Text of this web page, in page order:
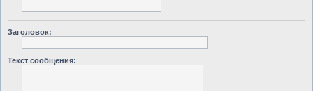
Заголовок:
Текст сообщения: